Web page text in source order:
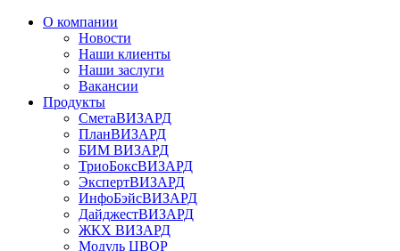
О компании
Новости
Наши клиенты
Наши заслуги
Вакансии
Продукты
СметаВИЗАРД
ПланВИЗАРД
БИМ ВИЗАРД
ТриоБоксВИЗАРД
ЭкспертВИЗАРД
ИнфоБэйсВИЗАРД
ДайджестВИЗАРД
ЖКХ ВИЗАРД
Модуль ЦВОР